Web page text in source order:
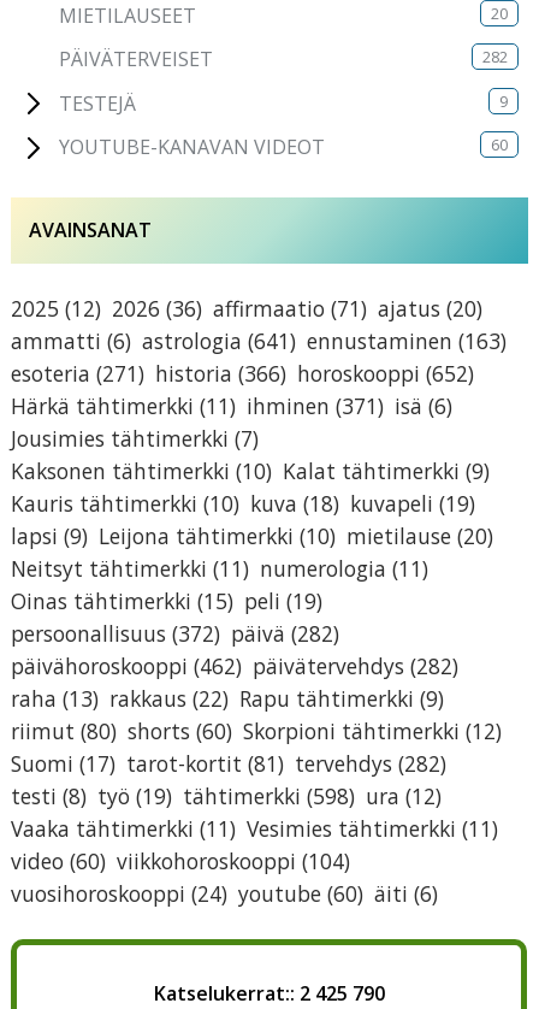
MIETILAUSEET 20
PÄIVÄTERVEISET 282
TESTEJÄ 9
YOUTUBE-KANAVAN VIDEOT 60
AVAINSANAT
2025 (12) 2026 (36) affirmaatio (71) ajatus (20)
ammatti (6) astrologia (641) ennustaminen (163)
esoteria (271) historia (366) horoskooppi (652)
Härkä tähtimerkki (11) ihminen (371) isä (6)
Jousimies tähtimerkki (7)
Kaksonen tähtimerkki (10) Kalat tähtimerkki (9)
Kauris tähtimerkki (10) kuva (18) kuvapeli (19)
lapsi (9) Leijona tähtimerkki (10) mietilause (20)
Neitsyt tähtimerkki (11) numerologia (11)
Oinas tähtimerkki (15) peli (19)
persoonallisuus (372) päivä (282)
päivähoroskooppi (462) päivätervehdys (282)
raha (13) rakkaus (22) Rapu tähtimerkki (9)
riimut (80) shorts (60) Skorpioni tähtimerkki (12)
Suomi (17) tarot-kortit (81) tervehdys (282)
testi (8) työ (19) tähtimerkki (598) ura (12)
Vaaka tähtimerkki (11) Vesimies tähtimerkki (11)
video (60) viikkohoroskooppi (104)
vuosihoroskooppi (24) youtube (60) äiti (6)
Katselukerrat:: 2 425 790